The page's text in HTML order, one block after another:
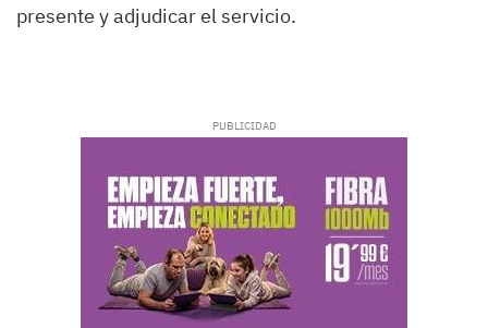
presente y adjudicar el servicio.